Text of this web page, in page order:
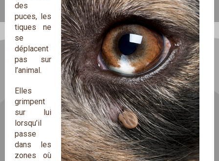
des
puces, les
tiques ne
se
déplacent
pas sur
l’animal.
Elles
grimpent
sur lui
lorsqu’il
passe
dans les
zones où